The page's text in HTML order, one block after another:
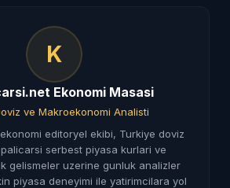
K
Ekonomi Masasi
ve Makroekonomi Analisti
editoryel ekibi, Turkiye doviz
serbest piyasa kurlari ve
gelismeler uzerine gunluk analizler
piyasa deneyimi ile yatirimcilara yol